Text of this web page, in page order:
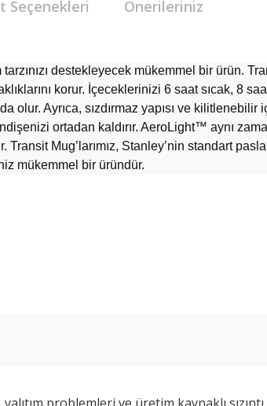
Seçenekleri Önerileriniz
tarzınızı destekleyecek mükemmel bir ürün.
korur. İçeceklerinizi 6 saat sıcak, 8
olur. Ayrıca, sızdırmaz yapısı ve
ortadan kaldırır. AeroLight™ aynı
Transit Mug’larımız, Stanley’nin standart
mükemmel bir üründür.